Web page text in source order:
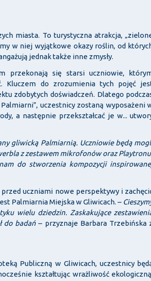
miasta. To turystyczna atrakcja,
w niej wyjątkowe okazy roślin, od
jednak także inne zmysły.
przekonają się starsi uczniowie,
Kluczem do zrozumienia tych pojęć
zdobytych doświadczeń. Dlatego
uczestnicy zostaną wyposażeni
a następnie przekształcać je w...
gliwicką Palmiarnią. Uczniowie będą
z zestawem mikrofonów oraz
do stworzenia kompozycji
uczniami nowe perspektywy i
Palmiarnia Miejska w Gliwicach. –
wielu dziedzin. Zaskakujące
do badań – przyznaje Barbara Trzebińska
Publiczną w Gliwicach, uczestnicy
kształtując wrażliwość